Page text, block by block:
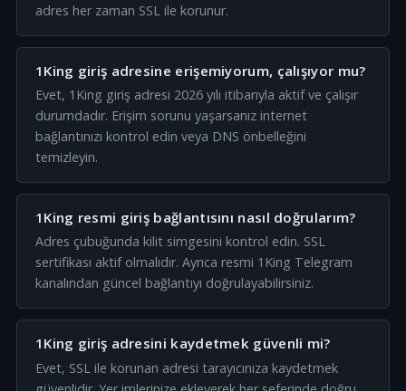
adres her zaman SSL ile korunur.
1King giriş adresine erişemiyorum, çalışıyor mu?
Evet, 1King giriş adresi 2026 yılı itibarıyla aktif ve çalışır
durumdadır. Erişim sorunu yaşarsanız internet
bağlantınızı kontrol edin veya DNS önbelleğini
temizleyin.
1King resmi giriş bağlantısını nasıl doğrularım?
Adres çubuğunda kilit simgesini kontrol edin. SSL
sertifikası aktif olmalıdır. Ayrıca resmi 1King Telegram
kanalından güncel bağlantıyı doğrulayabilirsiniz.
1King giriş adresini kaydetmek güvenli mi?
Evet, SSL ile korunan adresi tarayıcınıza kaydetmek